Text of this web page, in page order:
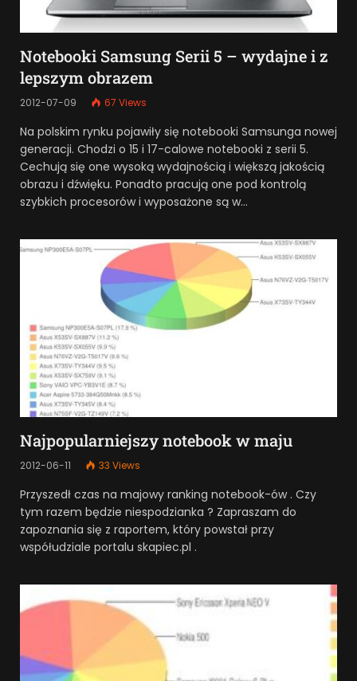
Notebooki Samsung Serii 5 – wydajne i z
lepszym obrazem
2012-07-09 67 Views
Na polskim rynku pojawiły się notebooki Samsunga nowej
generacji. Chodzi o 15 i 17-calowe notebooki z serii 5.
Cechują się one wysoką wydajnością i większą jakością
obrazu i dźwięku. Ponadto pracują one pod kontrolą
szybkich procesorów i wyposażone są w…
Najpopularniejszy notebook w maju
2012-06-11 33 Views
Przyszedł czas na majowy ranking notebook-ów . Czy
tym razem będzie niespodzianka ? Zapraszam do
zapoznania się z raportem, który powstał przy
współudziale portalu skapiec.pl .